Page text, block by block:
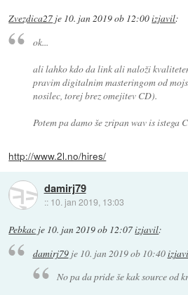
Zvezdica27 je 10. jan 2019 ob 12:00izjavil:
ok...
ali lahko kdo da link ali naloži
pravim digitalnim masteringom od
nosilec, torej brez omejitev CD).
Potem pa damo še zripan wav is istega
http://www.2l.no/hires/
damirj79
:: 10. jan 2019, 13:03
Pebkac je 10. jan 2019 ob 12:07izjavil:
damirj79je 10. jan 2019 ob 10:40
No pa da pride še kak source od